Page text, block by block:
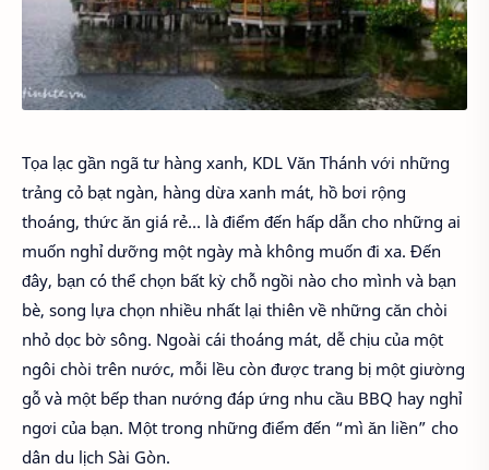
Tọa lạc gần ngã tư hàng xanh, KDL Văn Thánh với những
trảng cỏ bạt ngàn, hàng dừa xanh mát, hồ bơi rộng
thoáng, thức ăn giá rẻ… là điểm đến hấp dẫn cho những ai
muốn nghỉ dưỡng một ngày mà không muốn đi xa. Đến
đây, bạn có thể chọn bất kỳ chỗ ngồi nào cho mình và bạn
bè, song lựa chọn nhiều nhất lại thiên về những căn chòi
nhỏ dọc bờ sông. Ngoài cái thoáng mát, dễ chịu của một
ngôi chòi trên nước, mỗi lều còn được trang bị một giường
gỗ và một bếp than nướng đáp ứng nhu cầu BBQ hay nghỉ
ngơi của bạn. Một trong những điểm đến “mì ăn liền” cho
dân du lịch Sài Gòn.